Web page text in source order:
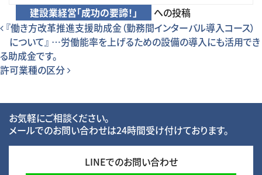
建設業経営「成功の要諦！」 への投稿
投稿ナビゲーション
『働き方改革推進支援助成金（勤務間インターバル導入コース）
について』 …労働能率を上げるための設備の導入にも活用でき
る助成金です。
許可業種の区分
お気軽にご相談ください。
メールでのお問い合わせは24時間受け付けております。
LINEでのお問い合わせ